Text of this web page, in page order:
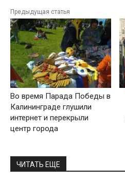
Предыдущая статья
Во время Парада Победы в
Калининграде глушили
интернет и перекрыли
центр города
ЧИТАТЬ ЕЩЕ